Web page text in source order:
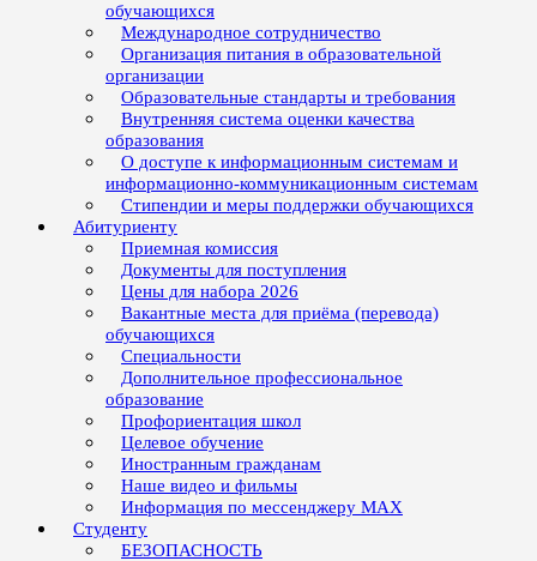
обучающихся
Международное сотрудничество
Организация питания в образовательной
организации
Образовательные стандарты и требования
Внутренняя система оценки качества
образования
О доступе к информационным системам и
информационно-коммуникационным системам
Стипендии и меры поддержки обучающихся
Абитуриенту
Приемная комиссия
Документы для поступления
Цены для набора 2026
Вакантные места для приёма (перевода)
обучающихся
Специальности
Дополнительное профессиональное
образование
Профориентация школ
Целевое обучение
Иностранным гражданам
Наше видео и фильмы
Информация по мессенджеру MAX
Студенту
БЕЗОПАСНОСТЬ